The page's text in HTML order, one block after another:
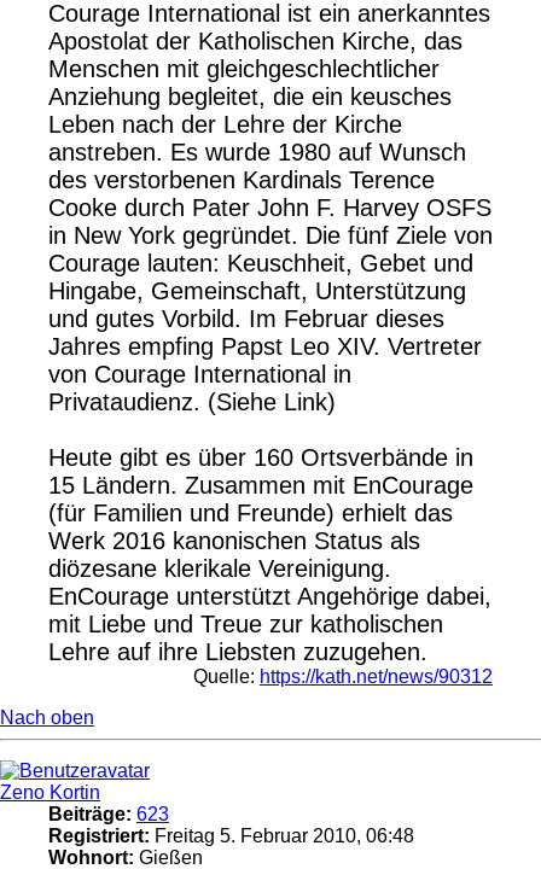
Courage International ist ein anerkanntes
Apostolat der Katholischen Kirche, das
Menschen mit gleichgeschlechtlicher
Anziehung begleitet, die ein keusches
Leben nach der Lehre der Kirche
anstreben. Es wurde 1980 auf Wunsch
des verstorbenen Kardinals Terence
Cooke durch Pater John F. Harvey OSFS
in New York gegründet. Die fünf Ziele von
Courage lauten: Keuschheit, Gebet und
Hingabe, Gemeinschaft, Unterstützung
und gutes Vorbild. Im Februar dieses
Jahres empfing Papst Leo XIV. Vertreter
von Courage International in
Privataudienz. (Siehe Link)
Heute gibt es über 160 Ortsverbände in
15 Ländern. Zusammen mit EnCourage
(für Familien und Freunde) erhielt das
Werk 2016 kanonischen Status als
diözesane klerikale Vereinigung.
EnCourage unterstützt Angehörige dabei,
mit Liebe und Treue zur katholischen
Lehre auf ihre Liebsten zuzugehen.
Quelle: https://kath.net/news/90312
Nach oben
Zeno Kortin
Beiträge: 623
Registriert: Freitag 5. Februar 2010, 06:48
Wohnort: Gießen